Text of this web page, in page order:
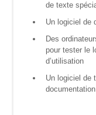
de texte
Un logiciel de
Des
pour tester le
d’utilisation
Un logiciel de
game – A la
découverte
des métiers
informatiques